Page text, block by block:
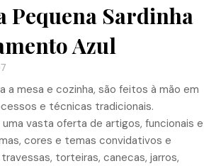
Pequena Sardinha
Azul
a mesa e cozinha, são feitos à mão em
e técnicas tradicionais.
uma vasta oferta de artigos, funcionais e
cores e temas convidativos e
torteiras, canecas, jarros,